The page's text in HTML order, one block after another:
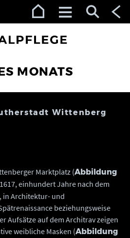
MONATS
Wittenberg
Marktplatz (Abbildung
einhundert Jahre nach dem
in Architektur- und
beziehungsweise
Aufsätze auf dem Architrav zeigen
weibliche Masken (Abbildung